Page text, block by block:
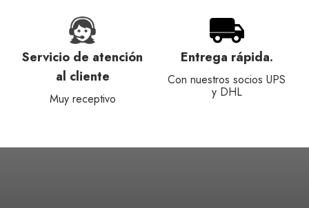
Servicio de atención
al cliente
Muy receptivo
Entrega rápida.
Con nuestros socios UPS
y DHL